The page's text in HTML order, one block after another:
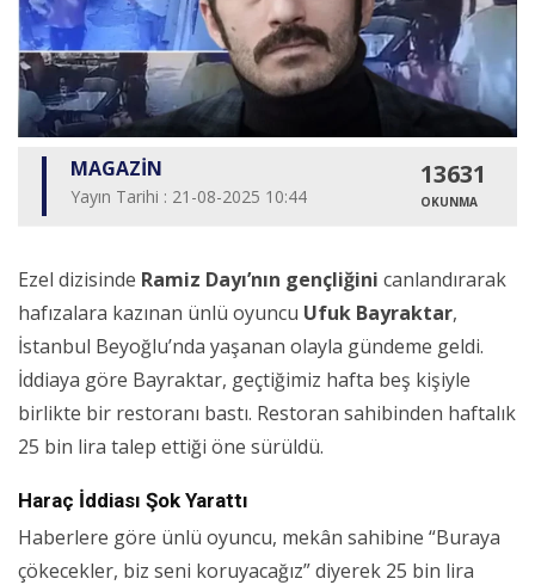
MAGAZİN
Yayın Tarihi : 21-08-2025 10:44
13631
OKUNMA
Ezel dizisinde Ramiz Dayı’nın gençliğini canlandırarak
hafızalara kazınan ünlü oyuncu Ufuk Bayraktar,
İstanbul Beyoğlu’nda yaşanan olayla gündeme geldi.
İddiaya göre Bayraktar, geçtiğimiz hafta beş kişiyle
birlikte bir restoranı bastı. Restoran sahibinden haftalık
25 bin lira talep ettiği öne sürüldü.
Haraç İddiası Şok Yarattı
Haberlere göre ünlü oyuncu, mekân sahibine “Buraya
çökecekler, biz seni koruyacağız” diyerek 25 bin lira